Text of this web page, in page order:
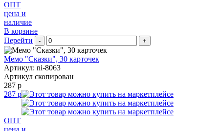
ОПТ
цена и
наличие
В корзине
Перейти
- +
Мемо "Сказки", 30 карточек
Артикул: ni-8063
Артикул скопирован
287 р
287 р
ОПТ